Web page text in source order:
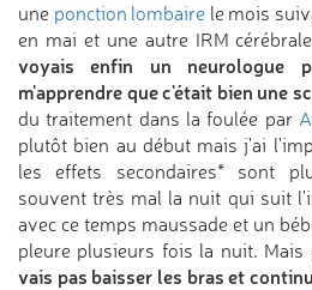
une ponction lombaire le mois
en mai et une autre IRM
voyais enfin un neurologue
m'apprendre que c'était bien une
du traitement dans la foulée par
plutôt bien au début mais j'ai
les effets secondaires* sont
souvent très mal la nuit qui suit
avec ce temps maussade et un
pleure plusieurs fois la nuit.
vais pas baisser les bras et